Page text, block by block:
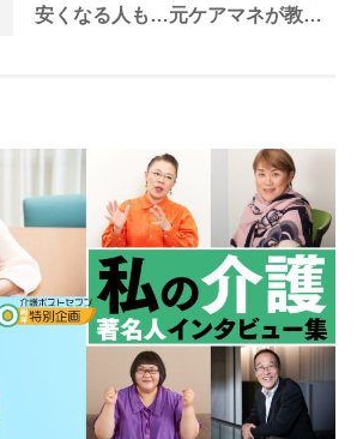
安くなる人も…元ケアマネが教え